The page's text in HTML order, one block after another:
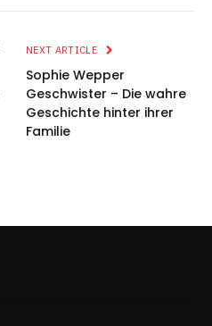
NEXT ARTICLE
Sophie Wepper
Geschwister – Die wahre
Geschichte hinter ihrer
Familie